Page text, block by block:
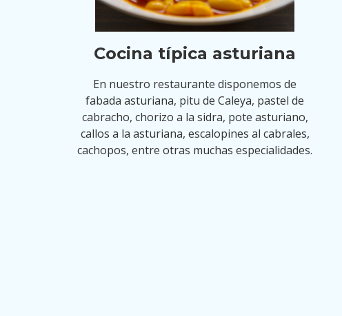
Cocina típica asturiana
En nuestro restaurante disponemos de
fabada asturiana, pitu de Caleya, pastel de
cabracho, chorizo a la sidra, pote asturiano,
callos a la asturiana, escalopines al cabrales,
cachopos, entre otras muchas especialidades.